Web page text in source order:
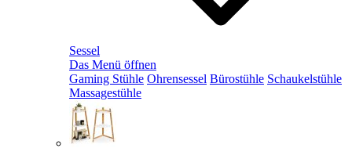
Sessel
Das Menü öffnen
Gaming Stühle Ohrensessel Bürostühle Schaukelstühle
Massagestühle